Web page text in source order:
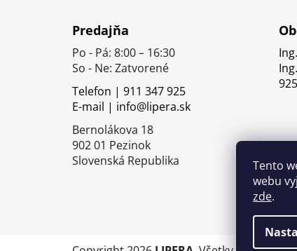
Tento
webu
zde.
Predajňa
Po - Pá: 8:00 – 16:30
So - Ne: Zatvorené
Telefon | 911 347 925
E-mail | info@lipera.sk
Bernolákova 18
902 01 Pezinok
Slovenská Republika
925